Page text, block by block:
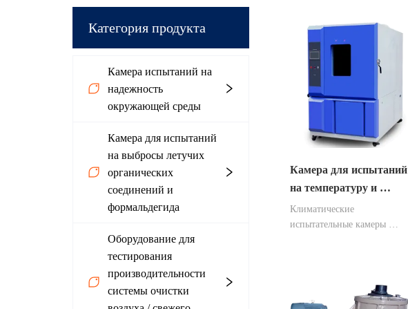
Категория продукта
Камера испытаний на
надежность
окружающей среды
Камера для испытаний
на выбросы летучих
органических
соединений и
формальдегида
Оборудование для
тестирования
производительности
системы очистки
Камера для испытаний
на температуру и
влажность
Климатические
испытательные камеры
устойчивость к жаре, холоду,
сухости и влажности. Он